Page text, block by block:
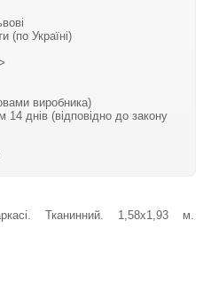
(по Україні)
виробника)
14 днів (відповідно до закону
Тканинний. 1,58x1,93 м.